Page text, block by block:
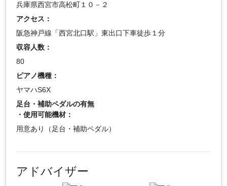
兵庫県西宮市高松町１０－２
アクセス：
阪急神戸線「西宮北口駅」東出口下車徒歩１分
収容人数：
80
ピアノ機種：
ヤマハS6X
足台・補助ペダルの有無
・使用可能機材：
用意あり（足台・補助ペダル）
アドバイザー